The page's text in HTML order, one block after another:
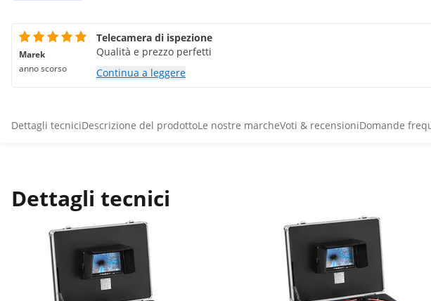
Marek
anno scorso
Telecamera di ispezione
Qualità e prezzo perfetti
Continua a leggere
Dettagli tecniciDescrizione del prodottoLe nostre marcheVoti & recensioniDomande
Dettagli tecnici